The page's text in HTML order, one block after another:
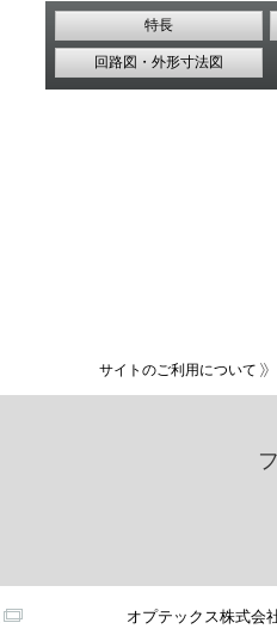
特長
回路図・外形寸法図
サイトのご利用について
オプテックス株式会